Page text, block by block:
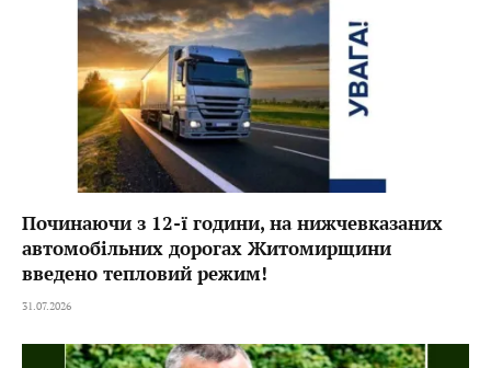
Починаючи з 12-ї години, на нижчевказаних
автомобільних дорогах Житомирщини
введено тепловий режим!
31.07.2026